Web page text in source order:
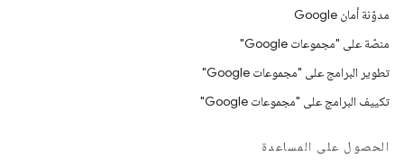
مدوّنة أمان Google
منصّة على "مجموعات Google"
تطوير البرامج على "مجموعات Google"
تكييف البرامج على "مجموعات Google"
الحصول على المساعدة